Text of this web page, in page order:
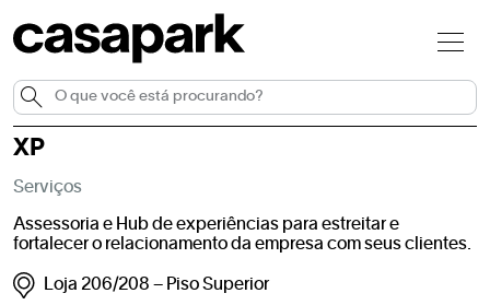
XP
Serviços
Assessoria e Hub de experiências para estreitar e
fortalecer o relacionamento da empresa com seus clientes.
Loja 206/208 – Piso Superior